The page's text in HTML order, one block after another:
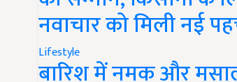
नवाचार को मिली नई
Lifestyle
बारिश में नमक और